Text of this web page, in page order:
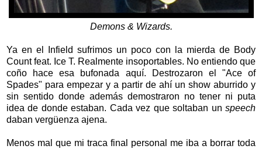
Demons & Wizards.
Ya en el Infield sufrimos un poco con la mierda de Body
Count feat. Ice T. Realmente insoportables. No entiendo que
coño hace esa bufonada aquí. Destrozaron el "Ace of
Spades" para empezar y a partir de ahí un show aburrido y
sin sentido donde además demostraron no tener ni puta
idea de donde estaban. Cada vez que soltaban un speech
daban vergüenza ajena.
Menos mal que mi traca final personal me iba a borrar toda